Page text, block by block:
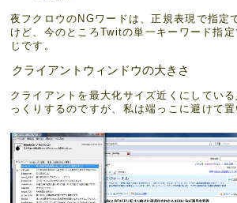
夜フクロウのNGワードは、正規表現で指定
けど、今のところTwitの単一キーワード指
じです。
クライアントウィンドウの大きさ
クライアントを最大化サイズ近くにしてい
っくりするのですが、私は端っこに避けて置